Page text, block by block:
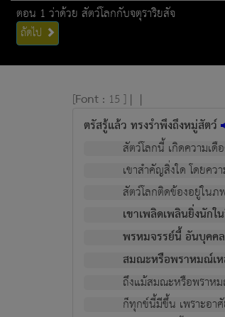
ตอน 1 ว่าด้วย สัตว์โลกกับจตุราริยสัจ
ถัดไป
[Font : 15 ] | |
ตรัสรู้แล้ว ทรงรำพึงถึงหมู่สัตว์
สัตว์โลกนี้ เกิดความเ
เขาสำคัญสิ่งใด โดยคว
สัตว์โลกติดข้องอยู่ในภ
เขาเพลิดเพลินยิ่งนักใ
พรหมจรรย์นี้ อันบุคค
สมณะหรือพราหมณ์เ
ถึงแม้สมณะหรือพราห
ก็ทุกข์นี้มีขึ้น เพราะอา